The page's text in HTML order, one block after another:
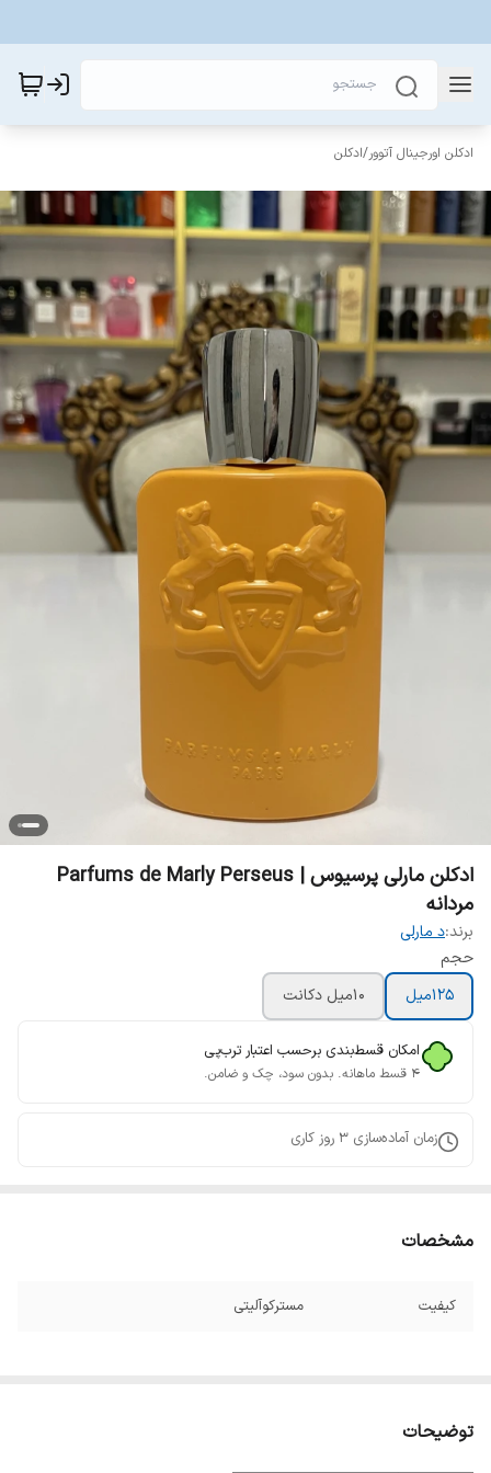
ادکلن اورجینال آتوور/ادکلن
ادکلن مارلی پرسیوس | Parfums de Marly Perseus
مردانه
برند:د مارلی
حجم
125ميل
10ميل دکانت
امکان قسط‌بندی برحسب اعتبار ترب‌پی
۴ قسط ماهانه. بدون سود، چک و ضامن.
زمان آماده‌سازی 3 روز کاری
مشخصات
کیفیت مسترکوآلیتی
توضیحات